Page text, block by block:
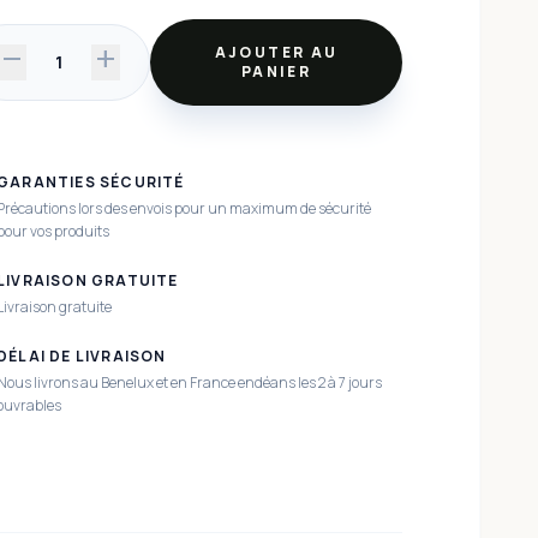
remove 1 add
AJOUTER AU
PANIER
SÉCURITÉ
lors des envois pour un maximum de sécurité
vos produits
GRATUITE
gratuite
DE LIVRAISON
livrons au Benelux et en France endéans les 2 à 7 jours